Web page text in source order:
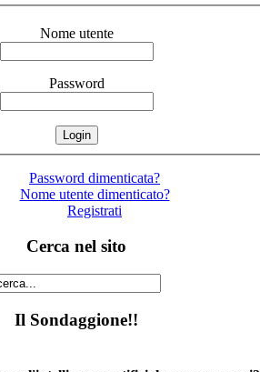
Nome utente
Password
Password dimenticata?
Nome utente dimenticato?
Registrati
Cerca nel sito
Il Sondaggione!!